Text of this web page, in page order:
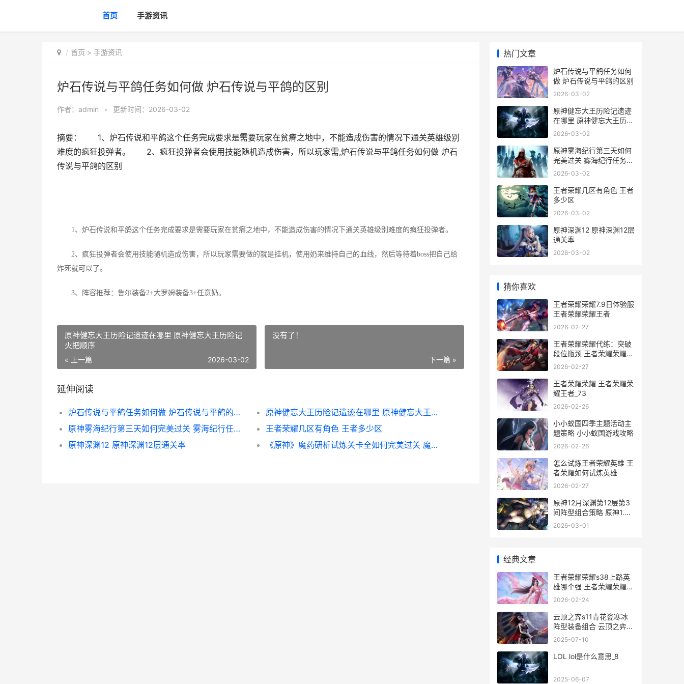
首页 手游资讯
首页 > 手游资讯
炉石传说与平鸽任务如何做 炉石传说与平鸽的区别
作者： admin • 更新时间：2026-03-02
摘要： 1、炉石传说和平鸽这个任务完成要求是需要玩家在贫瘠之地中，不能造成伤害的情况下通关英雄级别
难度的疯狂投弹者。 2、疯狂投弹者会使用技能随机造成伤害，所以玩家需,炉石传说与平鸽任务如何做 炉石
传说与平鸽的区别
1、炉石传说和平鸽这个任务完成要求是需要玩家在贫瘠之地中，不能造成伤害的情况下通关英雄级别难度的疯狂投弹者。
2、疯狂投弹者会使用技能随机造成伤害，所以玩家需要做的就是挂机，使用奶来维持自己的血线，然后等待着boss把自己给
炸死就可以了。
3、阵容推荐：鲁尔装备2+大罗姆装备3+任意奶。
原神健忘大王历险记遗迹在哪里 原神健忘大王历险记
火把顺序
« 上一篇 2026-03-02
没有了！
下一篇 »
延伸阅读
炉石传说与平鸽任务如何做 炉石传说与平鸽的区别
原神健忘大王历险记遗迹在哪里 原神健忘大王历险记火把顺序
原神雾海纪行第三天如何完美过关 雾海纪行任务怎么触发
王者荣耀几区有角色 王者多少区
原神深渊12 原神深渊12层通关率
《原神》魔药研析试炼关卡全如何完美过关 魔药室在哪
热门文章
炉石传说与平鸽任务如何
做 炉石传说与平鸽的区别
2026-03-02
原神健忘大王历险记遗迹
在哪里 原神健忘大王历险
记火把顺序
2026-03-02
原神雾海纪行第三天如何
完美过关 雾海纪行任务怎
么触发
2026-03-02
王者荣耀几区有角色 王者
多少区
2026-03-02
原神深渊12 原神深渊12层
通关率
2026-03-02
猜你喜欢
王者荣耀荣耀7.9日体验服
王者荣耀荣耀王者
2026-02-27
王者荣耀荣耀代练：突破
段位瓶颈 王者荣耀荣耀代
练价格
2026-02-27
王者荣耀荣耀 王者荣耀荣
耀王者_73
2026-02-26
小小蚁国四季主题活动主
题策略 小小蚁国游戏攻略
2026-02-26
怎么试炼王者荣耀英雄 王
者荣耀如何试炼英雄
2026-02-27
原神12月深渊第12层第3
间阵型组合策略 原神1.4
深渊12层阵容
2026-03-01
经典文章
王者荣耀荣耀s38上路英
雄哪个强 王者荣耀荣耀水
晶多少次必出
2026-02-24
云顶之弈s11青花瓷寒冰
阵型装备组合 云顶之弈
s11青花神谕
2025-07-10
LOL lol是什么意思_8
2025-06-07